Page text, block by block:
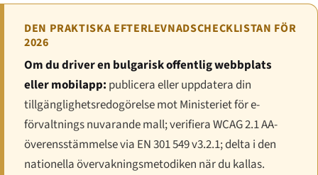
DEN PRAKTISKA EFTERLEVNADSCHECKLISTAN FÖR
2026
Om du driver en bulgarisk offentlig webbplats
eller mobilapp: publicera eller uppdatera din
tillgänglighetsredogörelse mot Ministeriet för e-
förvaltnings nuvarande mall; verifiera WCAG 2.1 AA-
överensstämmelse via EN 301 549 v3.2.1; delta i den
nationella övervakningsmetodiken när du kallas.